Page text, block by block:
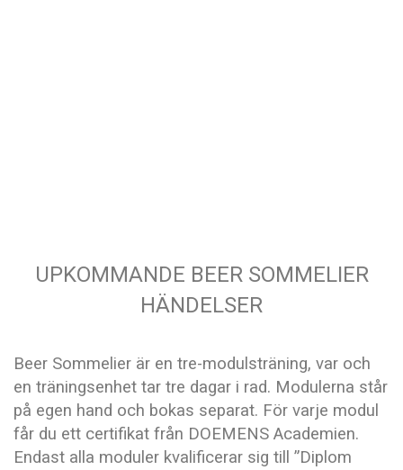
UPKOMMANDE BEER SOMMELIER
HÄNDELSER
Beer Sommelier är en tre-modulsträning, var och
en träningsenhet tar tre dagar i rad. Modulerna står
på egen hand och bokas separat. För varje modul
får du ett certifikat från DOEMENS Academien.
Endast alla moduler kvalificerar sig till ”Diplom